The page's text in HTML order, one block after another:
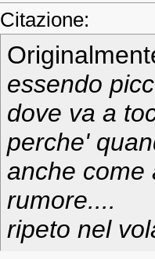
Citazione:
essendo
dove va a
perche'
anche come
rumore....
ripeto nel